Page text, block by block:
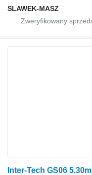
SLAWEK-MASZ
Inter-Tech GS06 5.30m